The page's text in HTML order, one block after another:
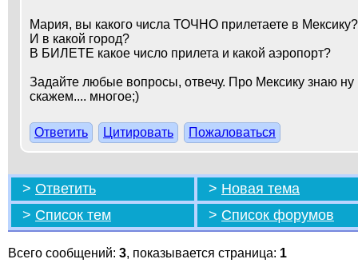
Мария, вы какого числа ТОЧНО прилетаете в Мексику?
И в какой город?
В БИЛЕТЕ какое число прилета и какой аэропорт?
Задайте любые вопросы, отвечу. Про Мексику знаю ну
скажем.... многое;)
Ответить Цитировать Пожаловаться
> Ответить > Новая тема
> Список тем > Список форумов
Всего сообщений: 3, показывается страница: 1